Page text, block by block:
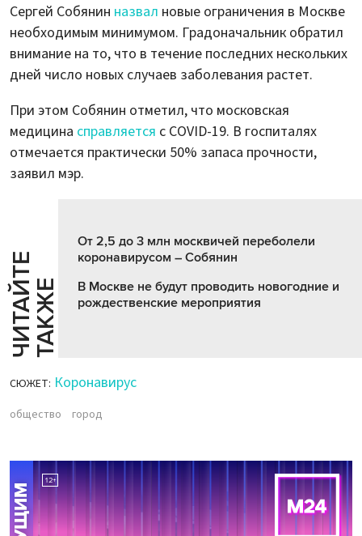
Сергей Собянин назвал новые ограничения в Москве
необходимым минимумом. Градоначальник обратил
внимание на то, что в течение последних нескольких
дней число новых случаев заболевания растет.
При этом Собянин отметил, что московская
медицина справляется с COVID-19. В госпиталях
отмечается практически 50% запаса прочности,
заявил мэр.
Ч
И
Т
АЙ
Т
Е
Т
А
К
ЖЕ
От 2,5 до 3 млн москвичей переболели
коронавирусом – Собянин
В Москве не будут проводить новогодние и
рождественские мероприятия
СЮЖЕТ: Коронавирус
общество город